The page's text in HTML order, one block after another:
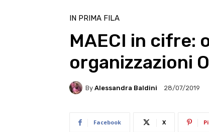
IN PRIMA FILA
MAECI in cifre:
organizzazioni
By Alessandra Baldini 28/07/2019
Facebook X